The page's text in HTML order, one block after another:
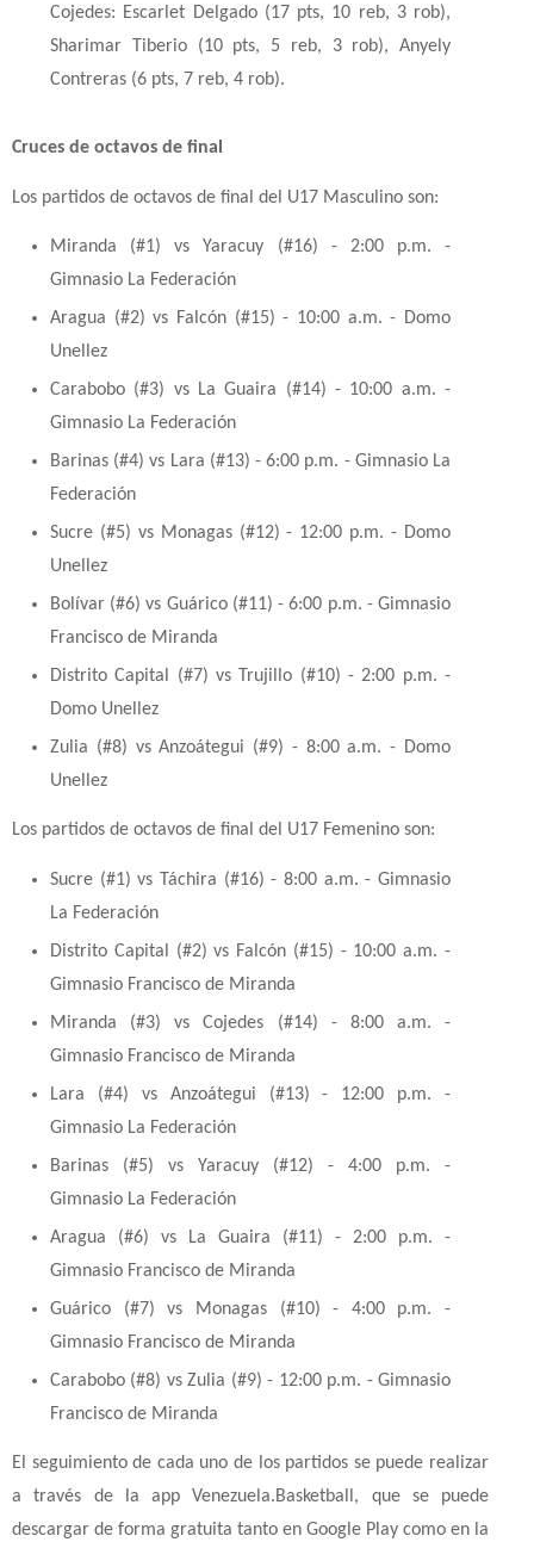
Cojedes: Escarlet Delgado (17 pts, 10 reb, 3 rob),
Sharimar Tiberio (10 pts, 5 reb, 3 rob), Anyely
Contreras (6 pts, 7 reb, 4 rob).
Cruces de octavos de final
Los partidos de octavos de final del U17 Masculino son:
Miranda (#1) vs Yaracuy (#16) - 2:00 p.m. -
Gimnasio La Federación
Aragua (#2) vs Falcón (#15) - 10:00 a.m. - Domo
Unellez
Carabobo (#3) vs La Guaira (#14) - 10:00 a.m. -
Gimnasio La Federación
Barinas (#4) vs Lara (#13) - 6:00 p.m. - Gimnasio La
Federación
Sucre (#5) vs Monagas (#12) - 12:00 p.m. - Domo
Unellez
Bolívar (#6) vs Guárico (#11) - 6:00 p.m. - Gimnasio
Francisco de Miranda
Distrito Capital (#7) vs Trujillo (#10) - 2:00 p.m. -
Domo Unellez
Zulia (#8) vs Anzoátegui (#9) - 8:00 a.m. - Domo
Unellez
Los partidos de octavos de final del U17 Femenino son:
Sucre (#1) vs Táchira (#16) - 8:00 a.m. - Gimnasio
La Federación
Distrito Capital (#2) vs Falcón (#15) - 10:00 a.m. -
Gimnasio Francisco de Miranda
Miranda (#3) vs Cojedes (#14) - 8:00 a.m. -
Gimnasio Francisco de Miranda
Lara (#4) vs Anzoátegui (#13) - 12:00 p.m. -
Gimnasio La Federación
Barinas (#5) vs Yaracuy (#12) - 4:00 p.m. -
Gimnasio La Federación
Aragua (#6) vs La Guaira (#11) - 2:00 p.m. -
Gimnasio Francisco de Miranda
Guárico (#7) vs Monagas (#10) - 4:00 p.m. -
Gimnasio Francisco de Miranda
Carabobo (#8) vs Zulia (#9) - 12:00 p.m. - Gimnasio
Francisco de Miranda
El seguimiento de cada uno de los partidos se puede realizar
a través de la app Venezuela.Basketball, que se puede
descargar de forma gratuita tanto en Google Play como en la